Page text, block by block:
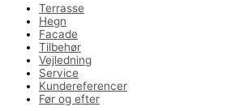
Terrasse
Hegn
Facade
Tilbehør
Vejledning
Service
Kundereferencer
Før og efter